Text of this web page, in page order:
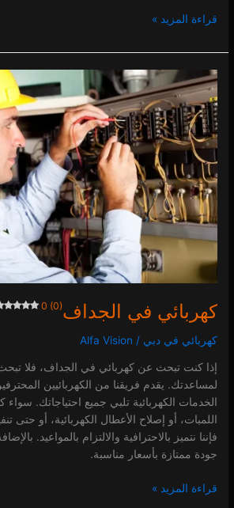
قراءة المزيد »
كهربائي في الجداف0 (0)
كهربائي في دبي /
Alfa Vision
إذا كنت تبحث عن كهربائي في الجداف، فلا تبحث
لمساعدتك. يقدم فريقنا من الكهربائيين
الخدمات الكهربائية تلبي جميع احتياجاتك. سواء
اللمبات، أو إصلاح الأعطال الكهربائية، أو حتى
فإننا نتميز بالاحترافية والالتزام بالمواعيد.
جودة ممتازة بأسعار مناسبة.
كهربائي
في
الجداف
0 (0)
قراءة المزيد »